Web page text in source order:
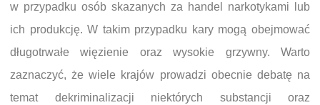
w przypadku osób skazanych za handel narkotykami lub
ich produkcję. W takim przypadku kary mogą obejmować
długotrwałe więzienie oraz wysokie grzywny. Warto
zaznaczyć, że wiele krajów prowadzi obecnie debatę na
temat dekriminalizacji niektórych substancji oraz